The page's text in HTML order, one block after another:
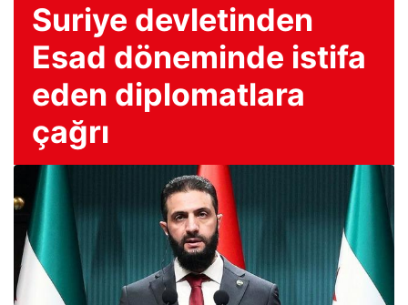
Suriye devletinden
Esad döneminde istifa
eden diplomatlara
çağrı